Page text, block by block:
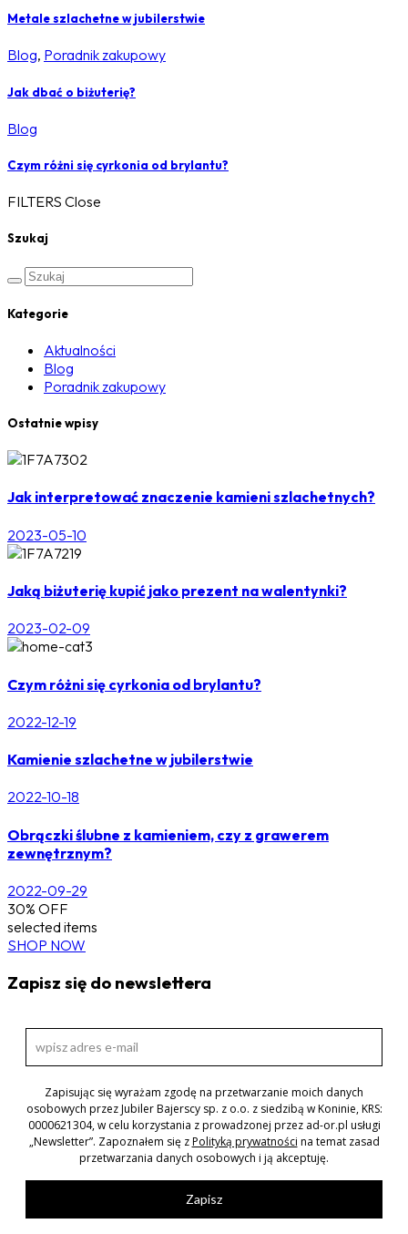
Metale szlachetne w jubilerstwie
Blog, Poradnik zakupowy
Jak dbać o biżuterię?
Blog
Czym różni się cyrkonia od brylantu?
FILTERS Close
Szukaj
Kategorie
Aktualności
Blog
Poradnik zakupowy
Ostatnie wpisy
Jak interpretować znaczenie kamieni szlachetnych?
2023-05-10
Jaką biżuterię kupić jako prezent na walentynki?
2023-02-09
Czym różni się cyrkonia od brylantu?
2022-12-19
Kamienie szlachetne w jubilerstwie
2022-10-18
Obrączki ślubne z kamieniem, czy z grawerem
zewnętrznym?
2022-09-29
30% OFF
selected items
SHOP NOW
Zapisz się do newslettera
Zapisując się wyrażam zgodę na przetwarzanie moich danych
osobowych przez Jubiler Bajerscy sp. z o.o. z siedzibą w Koninie, KRS:
0000621304, w celu korzystania z prowadzonej przez ad-or.pl usługi
„Newsletter”. Zapoznałem się zPolityką prywatności na temat zasad
przetwarzania danych osobowych i ją akceptuję.
Zapisz